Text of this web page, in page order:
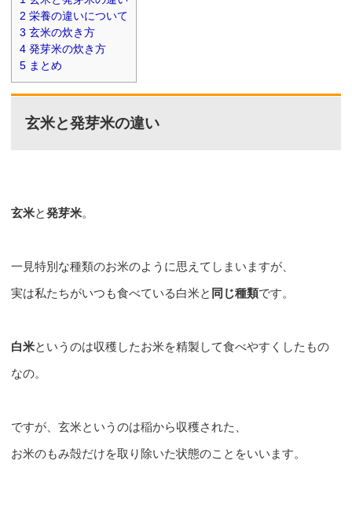
2 栄養の違いについて
3 玄米の炊き方
4 発芽米の炊き方
5 まとめ
玄米と発芽米の違い
玄米と発芽米。
一見特別な種類のお米のように思えてしまいますが、
実は私たちがいつも食べている白米と 同じ種類です。
白米というのは収穫したお米を精製して食べやすくしたもの
なの。
ですが、玄米というのは稲から収穫された、
お米のもみ殻だけを取り除いた状態のことをいいます。